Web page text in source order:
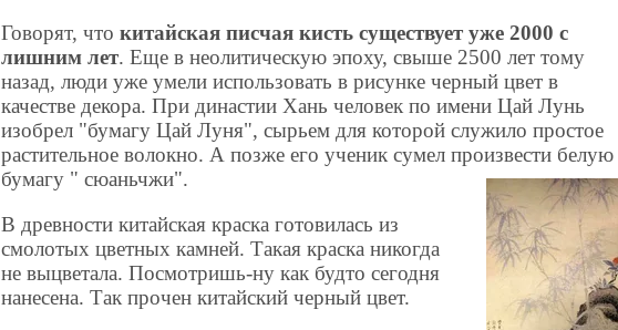
Говорят, чтокитайская писчая кисть существует уже 2000 с
лишним лет. Еще в неолитическую эпоху, свыше 2500 лет тому
назад, люди уже умели использовать в рисунке черный цвет в
качестве декора. При династии Хань человек по имени Цай Лунь
изобрел "бумагу Цай Луня", сырьем для которой служило простое
растительное волокно. А позже его ученик сумел произвести белую
бумагу " сюаньчжи".
В древности китайская краска готовилась из
смолотых цветных камней. Такая краска никогда
не выцветала. Посмотришь-ну как будто сегодня
нанесена. Так прочен китайский черный цвет.